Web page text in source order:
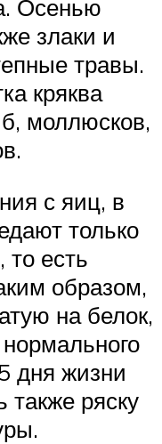
Осенью
злаки и
травы.
кряква
моллюсков,
с яиц, в
только
есть
образом,
на белок,
дня жизни
также ряску